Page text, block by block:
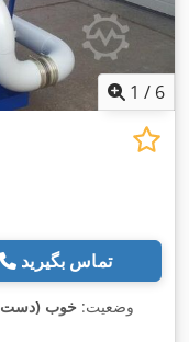
1 / 6
تماس بگیرید
, وضعیت: خوب (دست